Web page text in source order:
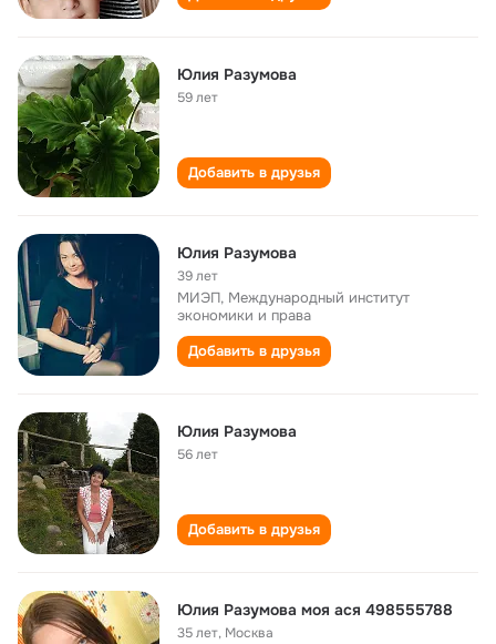
Юлия Разумова
59 лет
Добавить в друзья
Юлия Разумова
39 лет
МИЭП, Международный институт
экономики и права
Добавить в друзья
Юлия Разумова
56 лет
Добавить в друзья
Юлия Разумова моя ася 498555788
35 лет, Москва